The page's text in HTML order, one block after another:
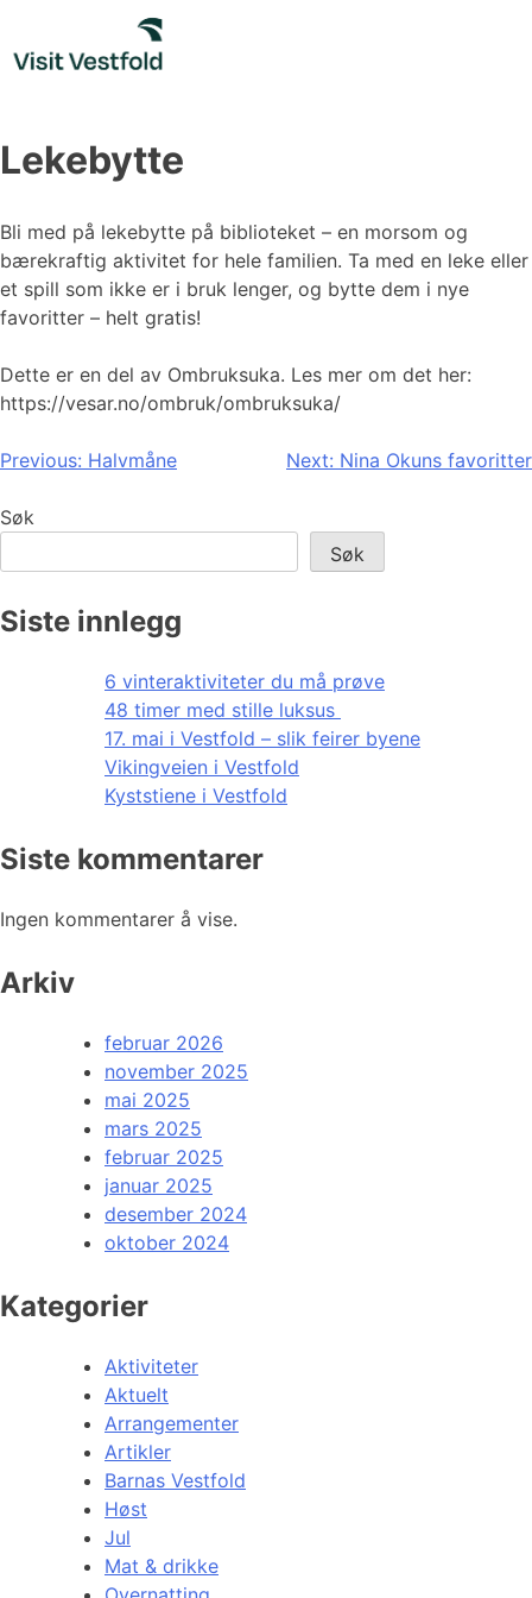
content
Lekebytte
Bli med på lekebytte på biblioteket – en morsom og
bærekraftig aktivitet for hele familien. Ta med en leke eller
et spill som ikke er i bruk lenger, og bytte dem i nye
favoritter – helt gratis!
Dette er en del av Ombruksuka. Les mer om det her:
https://vesar.no/ombruk/ombruksuka/
Innleggsnavigasjon
Previous: Halvmåne Next: Nina Okuns favoritter
Søk
Søk
Siste innlegg
6 vinteraktiviteter du må prøve
48 timer med stille luksus
17. mai i Vestfold – slik feirer byene
Vikingveien i Vestfold
Kyststiene i Vestfold
Siste kommentarer
Ingen kommentarer å vise.
Arkiv
februar 2026
november 2025
mai 2025
mars 2025
februar 2025
januar 2025
desember 2024
oktober 2024
Kategorier
Aktiviteter
Aktuelt
Arrangementer
Artikler
Barnas Vestfold
Høst
Jul
Mat & drikke